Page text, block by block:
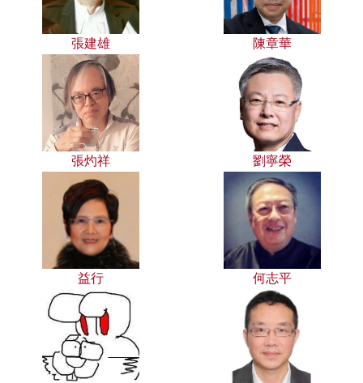
張建雄 陳章華
張灼祥 劉寧榮
益行 何志平